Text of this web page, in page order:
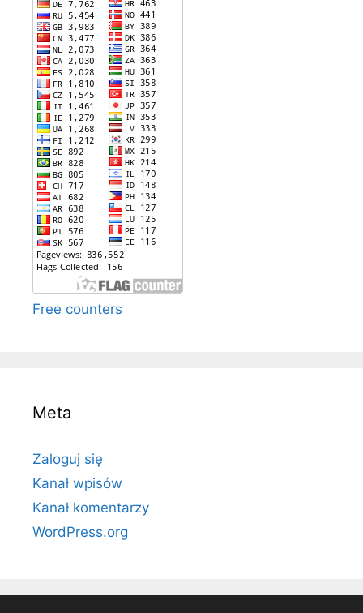
Free counters
Meta
Zaloguj się
Kanał wpisów
Kanał komentarzy
WordPress.org